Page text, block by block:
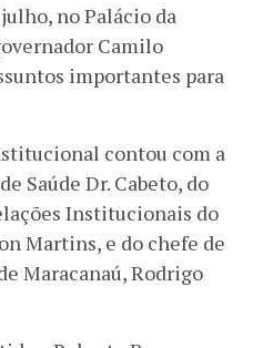
no Palácio da
Camilo
importantes para
contou com a
Saúde Dr. Cabeto, do
Institucionais do
Martins, e do chefe de
Maracanaú, Rodrigo